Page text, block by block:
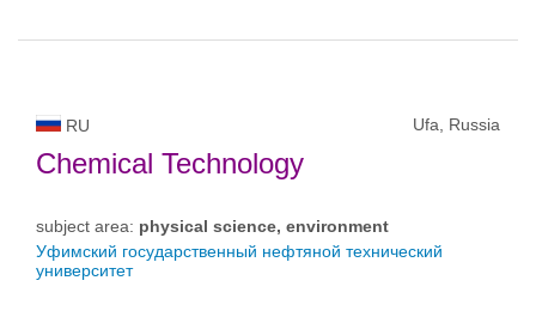
RU Ufa, Russia
Chemical Technology
subject area: physical science, environment
Уфимский государственный нефтяной технический
университет